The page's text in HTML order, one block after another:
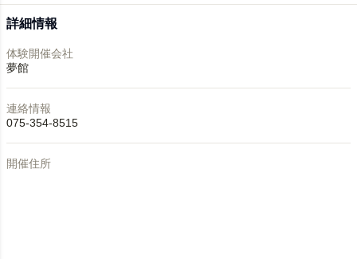
詳細情報
体験開催会社
夢館
連絡情報
075-354-8515
開催住所